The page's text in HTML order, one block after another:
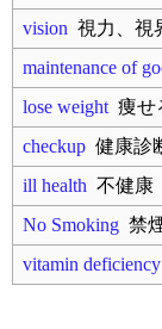
vision 視力、視
maintenance of
lose weight 痩せ
checkup 健康診
ill health 不健康
No Smoking 禁
vitamin deficiency